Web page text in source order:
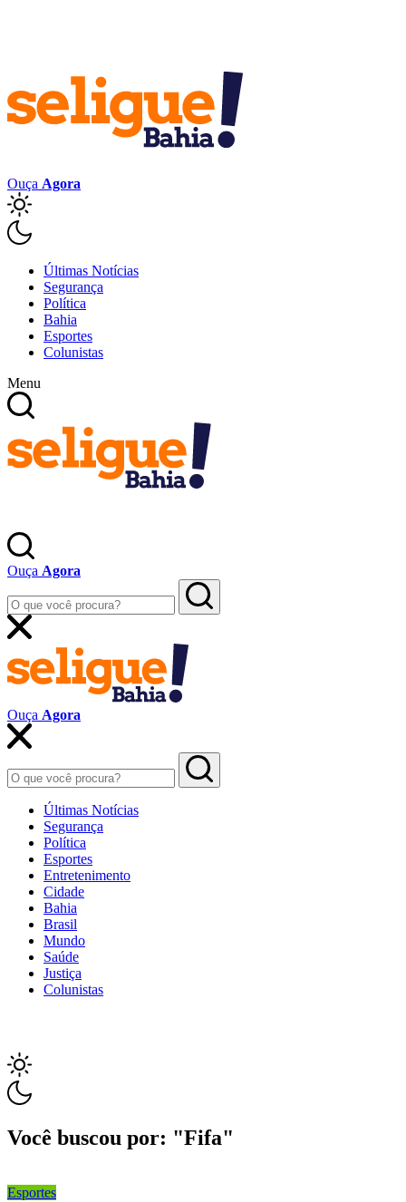
Ouça Agora
Últimas Notícias
Segurança
Política
Bahia
Esportes
Colunistas
Menu
Ouça Agora
Ouça Agora
Últimas Notícias
Segurança
Política
Esportes
Entretenimento
Cidade
Bahia
Brasil
Mundo
Saúde
Justiça
Colunistas
Você buscou por: "Fifa"
Esportes